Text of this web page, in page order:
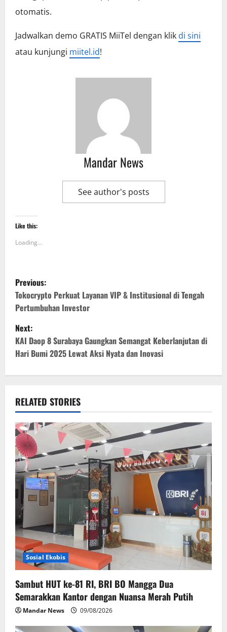
otomatis.
Jadwalkan demo GRATIS MiiTel dengan klik di sini
atau kunjungi miitel.id!
Mandar News
See author's posts
Like this:
Loading...
P
o
s
t
n
v
i
g
a
t
i
o
n
Previous:
Tokocrypto Perkuat Layanan VIP & Institusional di Tengah
Pertumbuhan Investor
Next:
KAI Daop 8 Surabaya Gaungkan Semangat Keberlanjutan di
Hari Bumi 2025 Lewat Aksi Nyata dan Inovasi
RELATED STORIES
Sosial Ekobis
Sambut HUT ke-81 RI, BRI BO Mangga Dua
Semarakkan Kantor dengan Nuansa Merah Putih
Mandar News 09/08/2026